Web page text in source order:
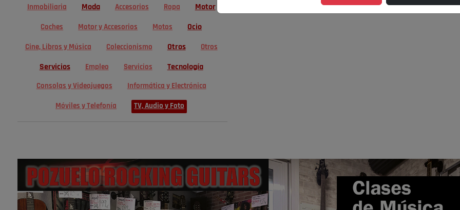
Inmobiliaria Moda Accesorios Ropa Motor
Coches Motor y Accesorios Motos Ocio
Cine, Libros y Música Coleccionismo Otros Otros
Servicios Empleo Servicios Tecnología
Consolas y Videojuegos Informática y Electrónica
Móviles y Telefonía TV, Audio y Foto